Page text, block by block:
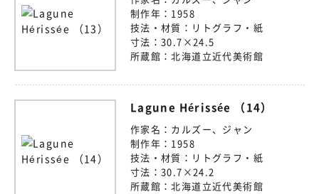
制作年： 1958
技法・材質： リトグラフ・紙
寸法： 30.7×24.5
所蔵館：北海道立近代美術館
Lagune Hérissée （14）
作家名： カルズー、ジャン
制作年： 1958
技法・材質： リトグラフ・紙
寸法： 30.7×24.2
所蔵館：北海道立近代美術館